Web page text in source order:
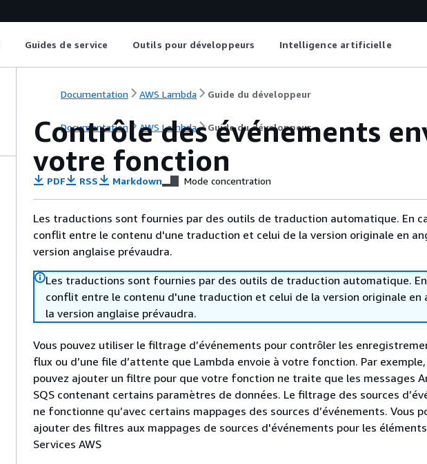
Guides de service Outils pour développeurs Intelligence artificielle
Documentation AWS Lambda Guide du développeur
Documentation AWS Lambda Guide du développeur
Contrôle des événements
votre fonction
PDF RSS Markdown Mode concentration
Les traductions sont fournies par des outils de traduction automatique. En
conflit entre le contenu d'une traduction et celui de la version originale en
version anglaise prévaudra.
Les traductions sont fournies par des outils de traduction automatique.
conflit entre le contenu d'une traduction et celui de la version originale en
la version anglaise prévaudra.
Vous pouvez utiliser le filtrage d’événements pour contrôler les
flux ou d’une file d’attente que Lambda envoie à votre fonction. Par exemple,
pouvez ajouter un filtre pour que votre fonction ne traite que les messages
SQS contenant certains paramètres de données. Le filtrage des sources
ne fonctionne qu’avec certains mappages des sources d’événements. Vous
ajouter des filtres aux mappages de sources d'événements pour les
Services AWS